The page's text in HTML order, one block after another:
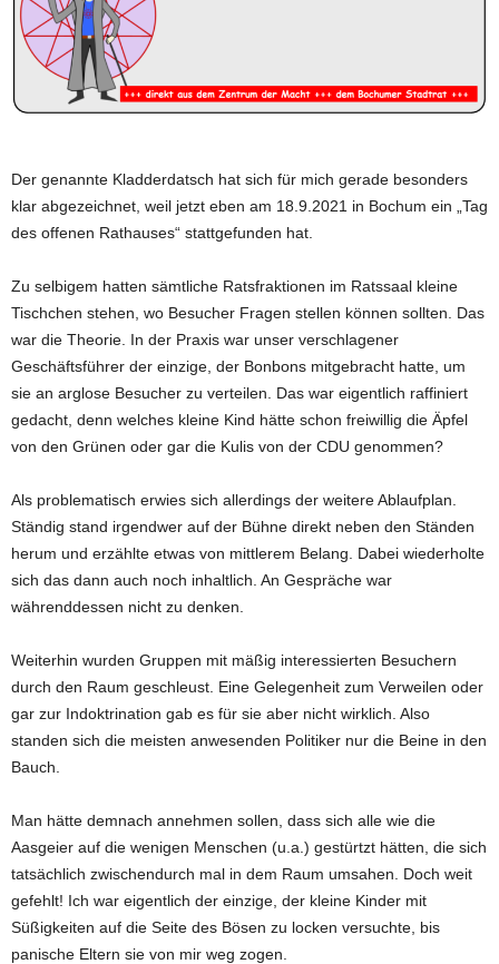
Der genannte Kladderdatsch hat sich für mich gerade besonders
klar abgezeichnet, weil jetzt eben am 18.9.2021 in Bochum ein „Tag
des offenen Rathauses“ stattgefunden hat.
Zu selbigem hatten sämtliche Ratsfraktionen im Ratssaal kleine
Tischchen stehen, wo Besucher Fragen stellen können sollten. Das
war die Theorie. In der Praxis war unser verschlagener
Geschäftsführer der einzige, der Bonbons mitgebracht hatte, um
sie an arglose Besucher zu verteilen. Das war eigentlich raffiniert
gedacht, denn welches kleine Kind hätte schon freiwillig die Äpfel
von den Grünen oder gar die Kulis von der CDU genommen?
Als problematisch erwies sich allerdings der weitere Ablaufplan.
Ständig stand irgendwer auf der Bühne direkt neben den Ständen
herum und erzählte etwas von mittlerem Belang. Dabei wiederholte
sich das dann auch noch inhaltlich. An Gespräche war
währenddessen nicht zu denken.
Weiterhin wurden Gruppen mit mäßig interessierten Besuchern
durch den Raum geschleust. Eine Gelegenheit zum Verweilen oder
gar zur Indoktrination gab es für sie aber nicht wirklich. Also
standen sich die meisten anwesenden Politiker nur die Beine in den
Bauch.
Man hätte demnach annehmen sollen, dass sich alle wie die
Aasgeier auf die wenigen Menschen (u.a.) gestürtzt hätten, die sich
tatsächlich zwischendurch mal in dem Raum umsahen. Doch weit
gefehlt! Ich war eigentlich der einzige, der kleine Kinder mit
Süßigkeiten auf die Seite des Bösen zu locken versuchte, bis
panische Eltern sie von mir weg zogen.